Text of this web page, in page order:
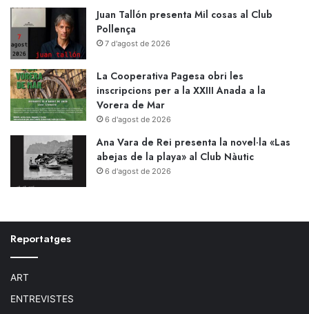
Juan Tallón presenta Mil cosas al Club
Pollença
7 d'agost de 2026
La Cooperativa Pagesa obri les
inscripcions per a la XXIII Anada a la
Vorera de Mar
6 d'agost de 2026
Ana Vara de Rei presenta la novel·la «Las
abejas de la playa» al Club Nàutic
6 d'agost de 2026
Reportatges
ART
ENTREVISTES